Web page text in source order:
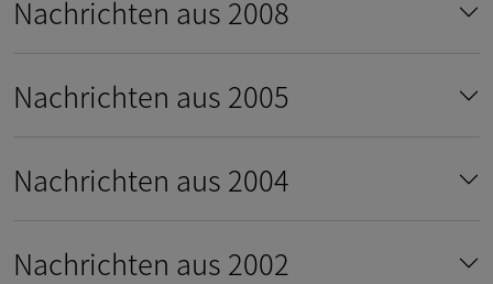
Nachrichten aus 2008
Nachrichten aus 2005
Nachrichten aus 2004
Nachrichten aus 2002